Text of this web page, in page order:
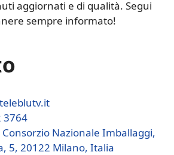
aggiornati e di qualità. Segui
sempre informato!
3764
Consorzio Nazionale Imballaggi,
5, 20122 Milano, Italia